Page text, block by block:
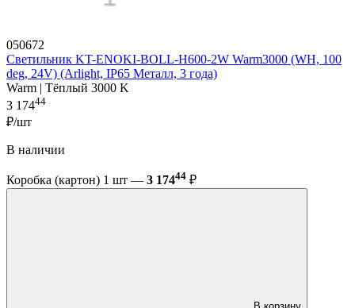
050672
Светильник KT-ENOKI-BOLL-H600-2W Warm3000 (WH, 100
deg, 24V) (Arlight, IP65 Металл, 3 года)
Warm | Тёплый 3000 K
3 17444
₽/шт
В наличии
Коробка (картон) 1 шт — 3 17444 ₽